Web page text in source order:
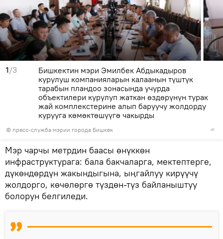
1/3
© пресс-служба мэрии города Бишкек
Бишкектин мэри Эмилбек Абдыкадыров
курулуш компанияларын калаанын түштүк
тарабын пландоо зонасында учурда
объектилери курулуп жаткан өздөрүнүн турак
жай комплекстерине алып баруучу жолдорду
курууга көмөктөшүүгө чакырды
Мэр чарчы метрдин баасы өнүккөн
инфраструктурага: бала бакчаларга, мектептерге,
дүкөндөрдүн жакындыгына, ыңгайлуу кирүүчү
жолдорго, көчөлөргө түздөн-түз байланыштуу
болорун белгиледи.